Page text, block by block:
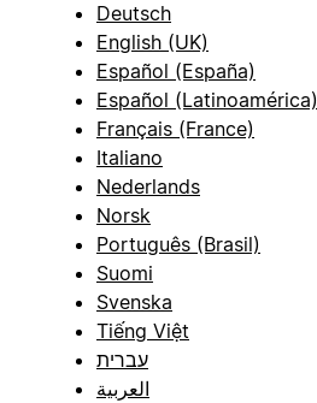
Deutsch
English (UK)
Español (España)
Español (Latinoamérica)
Français (France)
Italiano
Nederlands
Norsk
Português (Brasil)
Suomi
Svenska
Tiếng Việt
עברית
العربية